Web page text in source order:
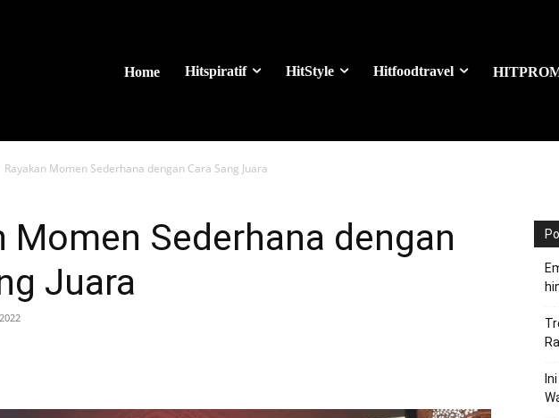
Home Hitspiratif HitStyle Hitfoodtravel
Rayakan Momen Sederhana dengan Cara Sang Juara
Momen Sederhana dengan
Juara